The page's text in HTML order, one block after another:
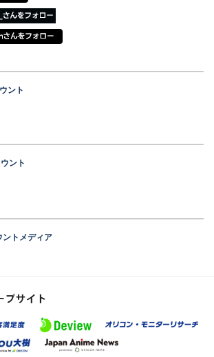
ント
ント
ントメディア